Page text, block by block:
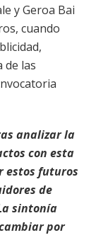
y Geroa Bai
cuando
de las
analizar la
con esta
estos futuros
de
sintonía
por